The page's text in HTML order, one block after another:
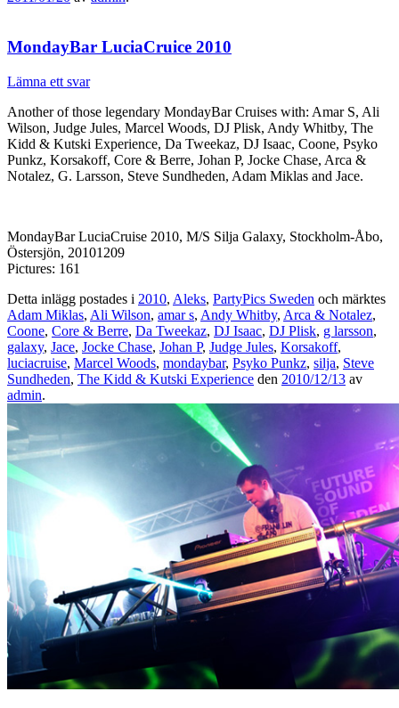
MondayBar LuciaCruice 2010
Lämna ett svar
Another of those legendary MondayBar Cruises with: Amar S, Ali
Wilson, Judge Jules, Marcel Woods, DJ Plisk, Andy Whitby, The
Kidd & Kutski Experience, Da Tweekaz, DJ Isaac, Coone, Psyko
Punkz, Korsakoff, Core & Berre, Johan P, Jocke Chase, Arca &
Notalez, G. Larsson, Steve Sundheden, Adam Miklas and Jace.
MondayBar LuciaCruise 2010, M/S Silja Galaxy, Stockholm-Åbo,
Östersjön, 20101209
Pictures: 161
Detta inlägg postades i 2010, Aleks, PartyPics Sweden och märktes
Adam Miklas, Ali Wilson, amar s, Andy Whitby, Arca & Notalez,
Coone, Core & Berre, Da Tweekaz, DJ Isaac, DJ Plisk, g larsson,
galaxy, Jace, Jocke Chase, Johan P, Judge Jules, Korsakoff,
luciacruise, Marcel Woods, mondaybar, Psyko Punkz, silja, Steve
Sundheden, The Kidd & Kutski Experience den 2010/12/13 av
admin.